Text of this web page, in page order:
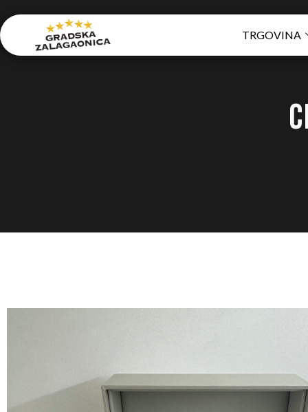
TRGOVINA